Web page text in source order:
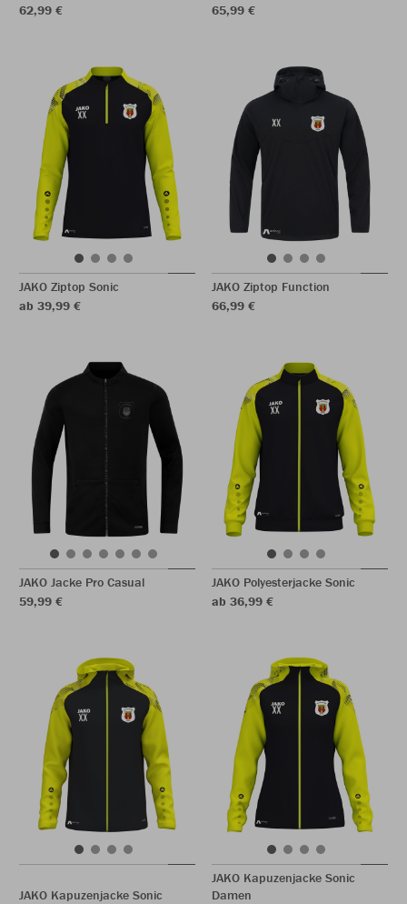
62,99 € 65,99 €
JAKO Ziptop Sonic
ab 39,99 €
JAKO Ziptop Function
66,99 €
JAKO Jacke Pro Casual
59,99 €
JAKO Polyesterjacke Sonic
ab 36,99 €
JAKO Kapuzenjacke Sonic
JAKO Kapuzenjacke Sonic
Damen